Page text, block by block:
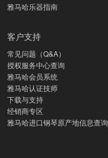
雅马哈乐器指南
客户支持
常见问题（Q&A）
授权服务中心查询
雅马哈会员系统
雅马哈认证技师
下载与支持
经销商专区
雅马哈进口钢琴原产地信息查询